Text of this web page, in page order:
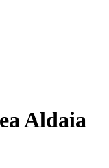
Aldaia